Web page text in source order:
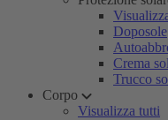
Doposole
Crema
Trucco
Corpo
Visualizza tutti